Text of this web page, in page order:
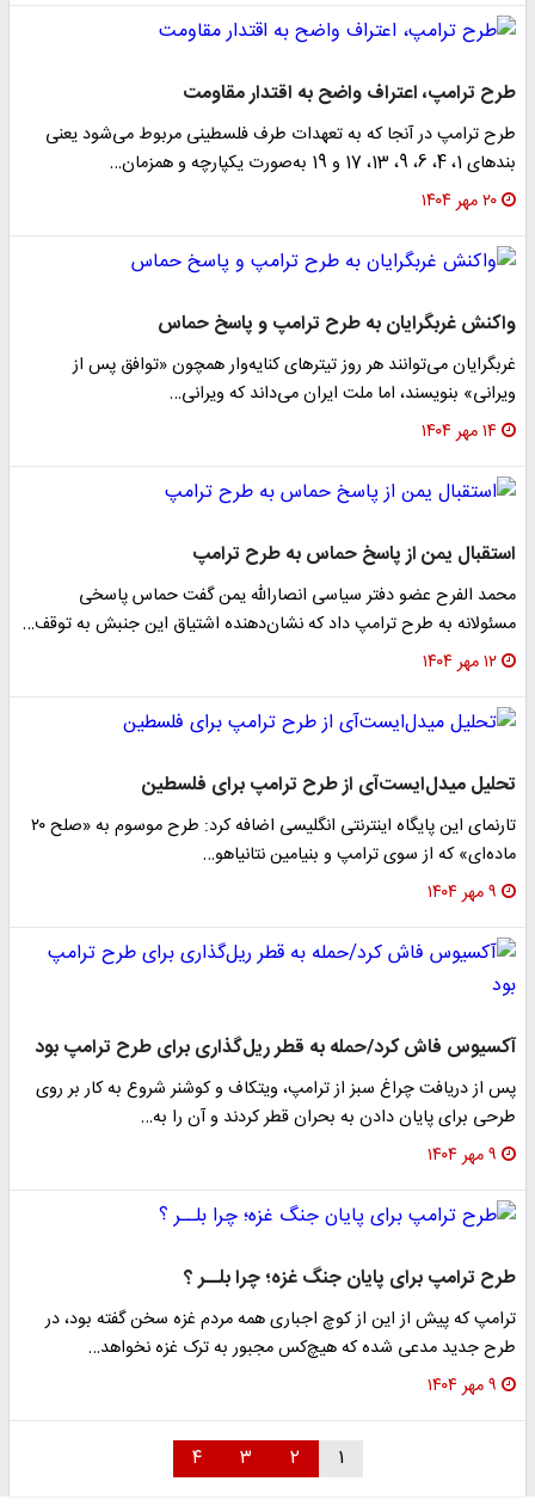
طرح ترامپ، اعتراف واضح به اقتدار مقاومت
طرح ترامپ در آنجا که به تعهدات طرف فلسطینی مربوط می‌شود یعنی
بندهای 1، 4، 6، 9، 13، 17 و 19 به‌صورت یکپارچه و همزمان…
۲۰ مهر ۱۴۰۴
واکنش غربگرایان به طرح ترامپ و پاسخ حماس
غربگرایان می‌توانند هر روز تیترهای کنایه‌وار همچون «توافق پس از
ویرانی» بنویسند، اما ملت ایران می‌داند که ویرانی…
۱۴ مهر ۱۴۰۴
استقبال یمن از پاسخ حماس به طرح ترامپ
محمد الفرح عضو دفتر سیاسی انصارالله یمن گفت حماس پاسخی
مسئولانه به طرح ترامپ داد که نشان‌دهنده اشتیاق این جنبش به توقف…
۱۲ مهر ۱۴۰۴
تحلیل میدل‌ایست‌آی از طرح ترامپ برای فلسطین
تارنمای این پایگاه اینترنتی انگلیسی اضافه کرد: طرح موسوم به «صلح ۲۰
ماده‌ای» که از سوی ترامپ و بنیامین نتانیاهو…
۹ مهر ۱۴۰۴
آکسیوس فاش کرد/حمله به قطر ریل‌گذاری برای طرح ترامپ بود
پس از دریافت چراغ سبز از ترامپ، ویتکاف و کوشنر شروع به کار بر روی
طرحی برای پایان دادن به بحران قطر کردند و آن را به…
۹ مهر ۱۴۰۴
طرح ترامپ برای پایان جنگ غزه؛ چرا بلــر ؟
ترامپ که پیش از این از کوچ اجباری همه مردم غزه سخن گفته بود، در
طرح جدید مدعی شده که هیچ‌کس مجبور به ترک غزه نخواهد…
۹ مهر ۱۴۰۴
۱ ۲ ۳ ۴